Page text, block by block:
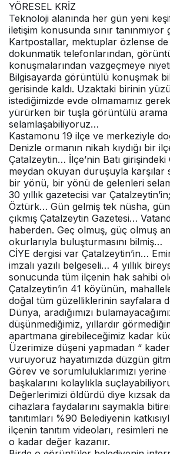
YÖRESEL KRİZ
Teknoloji alanında her gün yeni
iletişim konusunda sınır tanınmıyor
Kartpostallar, mektuplar özlense
dokunmatik telefonlarından,
konuşmalarından vazgeçmeye
Bilgisayarda görüntülü konuşmak
gerisinde kaldı. Uzaktaki birinin
istediğimizde evde olmamamız
yürürken bir tuşla görüntülü arama
selamlaşabiliyoruz…
Kastamonu 19 ilçe ve merkeziyle
Denizle ormanın nikah kıydığı bir
Çatalzeytin… İlçe’nin Batı
meydan okuyan duruşuyla karşılar
bir yönü, bir yönü de gelenleri
30 yıllık gazetecisi var
Öztürk… Gün gelmiş tek nüsha,
çıkmış Çatalzeytin Gazetesi…
haberden. Geç olmuş, güç olmuş
okurlarıyla buluşturmasını bilmiş…
CİYE dergisi var Çatalzeytin’in…
imzalı yazılı belgeseli… 4 yıllık
sonucunda tüm ilçenin hak sahibi
Çatalzeytin’in 41 köyünün,
doğal tüm güzelliklerinin sayfalara
Dünya, aradığımızı
düşünmediğimiz, yıllardır
apartmana girebileceğimiz kadar
Üzerimize düşeni yapmadan “ kader
vuruyoruz hayatımızda düzgün
Görev ve sorumluluklarımızı
başkalarını kolaylıkla
Değerlerimizi öldürdü diye kızsak
cihazlara faydalarını saymakla
tanıtımları %90 Belediyenin
ilçenin tanıtım videoları, resimleri
o kadar değer kazanır.